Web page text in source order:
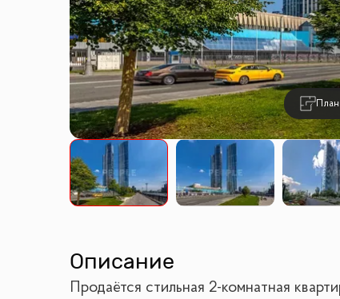
Описание
Продаётся стильная 2-комнатная